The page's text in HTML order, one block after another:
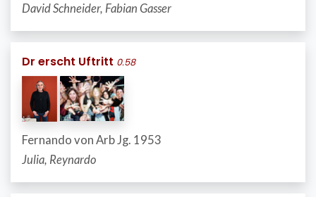
David Schneider, Fabian Gasser
Dr erscht Uftritt 0.58
Fernando von Arb Jg. 1953
Julia, Reynardo